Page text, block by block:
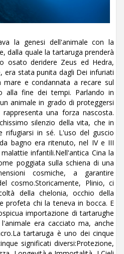
la genesi dell'animale con la
dalla quale la tartaruga prenderà
osato deridere Zeus ed Hedra,
era stata punita dagli Dei infuriati
mare e condannata a recare sul
alla fine dei tempi. Parlando in
animale in grado di proteggersi
una forza nascosta.
silenzio della vita, che in
rifugiarsi in sé. L'uso del guscio
bagno era ritenuto, nel IV e III
infantili.Nell'antica Cina la
poggiata sulla schiena di una
cosmiche, a garantire
cosmo.Storicamente, Plinio, ci
della chelonia, occhio della
profeta chi la teneva in bocca. E
importazione di tartarughe
era cacciato ma, anche
tartaruga è uno dei cinque
significati diversi:Protezione,